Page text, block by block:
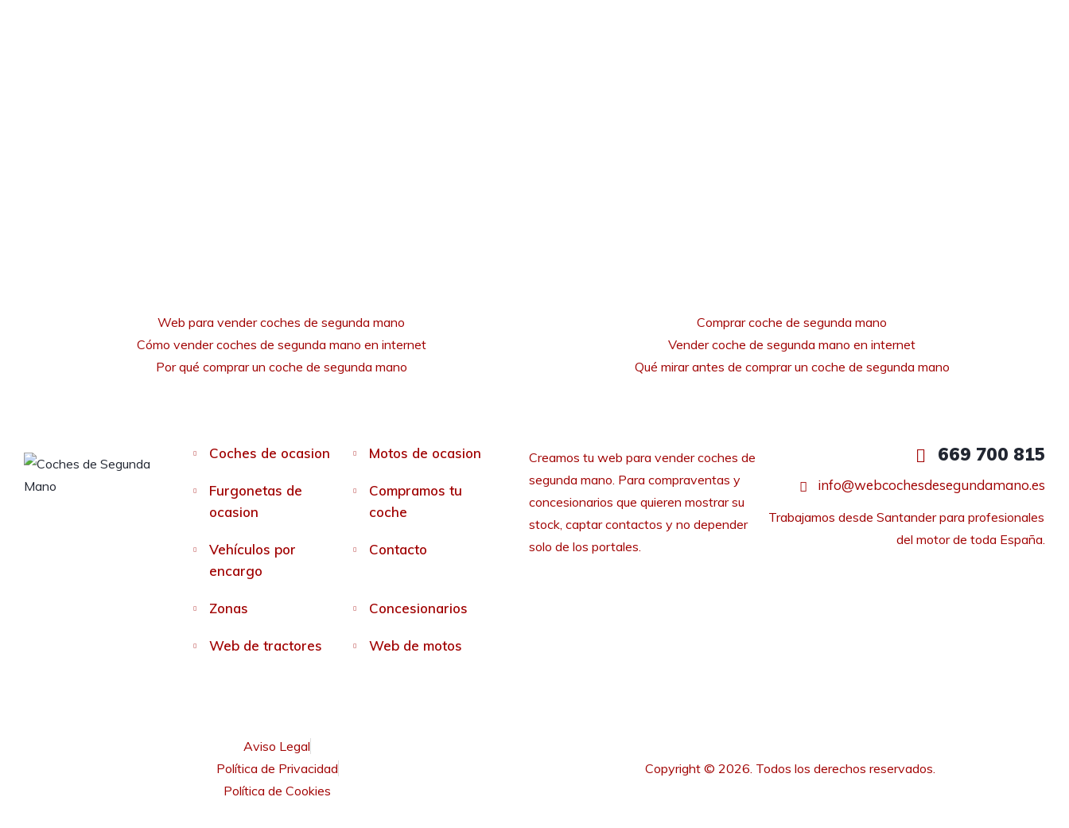
Web para vender coches de segunda mano
Cómo vender coches de segunda mano en internet
Por qué comprar un coche de segunda mano
Comprar coche de segunda mano
Vender coche de segunda mano en internet
Qué mirar antes de comprar un coche de segunda mano
Coches de ocasion Motos de ocasion
Furgonetas de
ocasion
Compramos tu
coche
Vehículos por
encargo
Contacto
Zonas Concesionarios
Web de tractores Web de motos
Creamos tu web para vender coches de
segunda mano. Para compraventas y
concesionarios que quieren mostrar su
stock, captar contactos y no depender
solo de los portales.
669 700 815
info@webcochesdesegundamano.es
Trabajamos desde Santander para profesionales
del motor de toda España.
Aviso Legal
Política de Privacidad
Política de Cookies
Copyright © 2026. Todos los derechos reservados.